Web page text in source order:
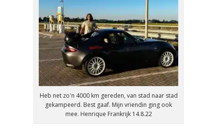
Heb net zo'n 4000 km gereden, van stad naar stad
gekampeerd. Best gaaf. Mijn vriendin ging ook
mee. Henrique Frankrijk 14.8.22